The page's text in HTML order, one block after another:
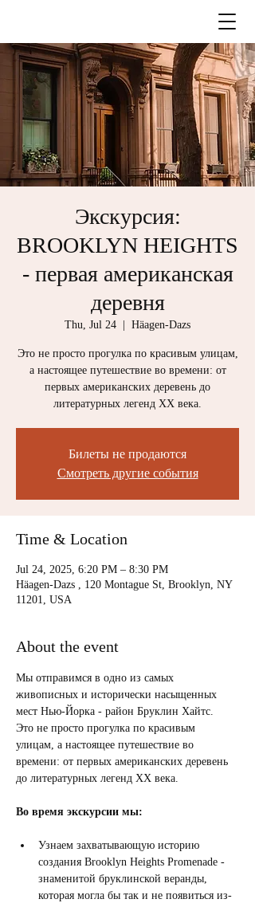
Экскурсия:
BROOKLYN HEIGHTS
- первая американская
деревня
Thu, Jul 24 Häagen-Dazs
Это не просто прогулка по красивым улицам,
а настоящее путешествие во времени: от
первых американских деревень до
литературных легенд XX века.
Билеты не продаются
Смотреть другие события
Time & Location
Jul 24, 2025, 6:20 PM – 8:30 PM
Häagen-Dazs , 120 Montague St, Brooklyn, NY
11201, USA
About the event
Мы отправимся в одно из самых
живописных и исторически насыщенных
мест Нью-Йорка - район Бруклин Хайтс.
Это не просто прогулка по красивым
улицам, а настоящее путешествие во
времени: от первых американских деревень
до литературных легенд XX века.
Во время экскурсии мы:
Узнаем захватывающую историю
создания Brooklyn Heights Promenade -
знаменитой бруклинской веранды,
которая могла бы так и не появиться из-